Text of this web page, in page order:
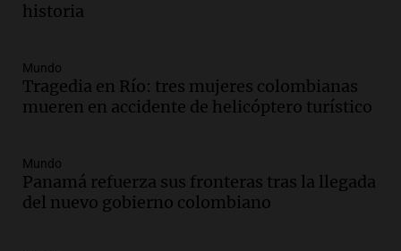
Panorama Federal
Audio.
financiera y el aumento de la morosidad
en Buenos Aires
Audio.
Corte Suprema tras fallo que aparta a
Pagani como rector
historia
Mundo
Tragedia en Río: tres mujeres colombianas
mueren en accidente de helicóptero turístico
Mundo
Panamá refuerza sus fronteras tras la llegada
del nuevo gobierno colombiano